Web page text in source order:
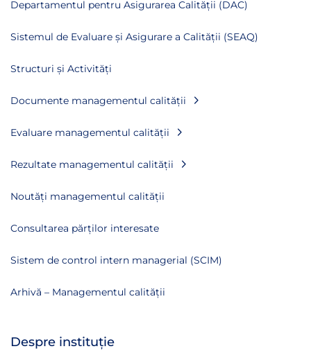
Departamentul pentru Asigurarea Calității (DAC)
Sistemul de Evaluare și Asigurare a Calității (SEAQ)
Structuri și Activități
Documente managementul calității
Evaluare managementul calității
Rezultate managementul calității
Noutăți managementul calității
Consultarea părților interesate
Sistem de control intern managerial (SCIM)
Arhivă – Managementul calității
Despre instituție